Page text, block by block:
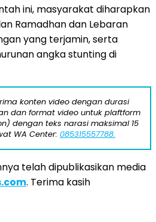
ini, masyarakat diharapkan
Ramadhan dan Lebaran
yang terjamin, serta
angka stunting di
konten video dengan durasi
dan format video untuk plaftform
dengan teks narasi maksimal 15
WA Center: 085315557788.
telah dipublikasikan media
. Terima kasih